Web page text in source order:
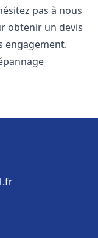
pas à nous
obtenir un devis
engagement.